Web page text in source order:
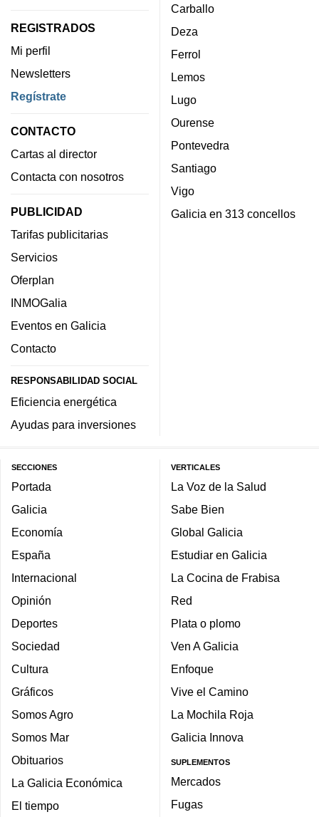
REGISTRADOS
Mi perfil
Newsletters
Regístrate
CONTACTO
Cartas al director
Contacta con nosotros
PUBLICIDAD
Tarifas publicitarias
Servicios
Oferplan
INMOGalia
Eventos en Galicia
Contacto
RESPONSABILIDAD SOCIAL
Eficiencia energética
Ayudas para inversiones
Carballo
Deza
Ferrol
Lemos
Lugo
Ourense
Pontevedra
Santiago
Vigo
Galicia en 313 concellos
SECCIONES
Portada
Galicia
Economía
España
Internacional
Opinión
Deportes
Sociedad
Cultura
Gráficos
Somos Agro
Somos Mar
Obituarios
La Galicia Económica
El tiempo
VERTICALES
La Voz de la Salud
Sabe Bien
Global Galicia
Estudiar en Galicia
La Cocina de Frabisa
Red
Plata o plomo
Ven A Galicia
Enfoque
Vive el Camino
La Mochila Roja
Galicia Innova
SUPLEMENTOS
Mercados
Fugas